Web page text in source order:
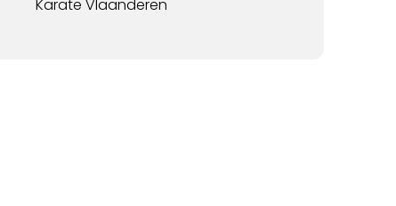
Karate Vlaanderen